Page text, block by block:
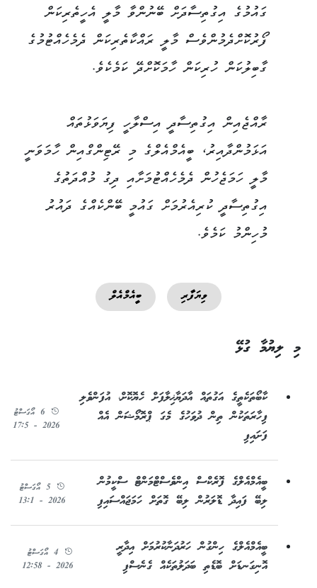
ގައުމުގެ އިގުތިސާދަށް ބޭނުންވާ މާލީ އެހީތެރިކަން
ފޯރުކޮށްދެމުންވެސް މާލީ ރައްކާތެރިކަން ދެމެހެއްޓުމުގެ
ގާބިލުކަން ހުރިކަން ހާމަކޮށްދޭ ކަމެކެވެ.
ރާއްޖެއިން އިގުތިސާދީ އިސްލާހީ ފިޔަވަޅުތައް
އަޅަމުންދާއިރު، ބީއެމްއެލްގެ މި ރޭޓިންގްއިން ހާމަވަނީ
މާލީ ހަމަޖެހުން ދެމެހެއްޓުމަށާއި ދިގު މުއްދަތުގެ
އިގުތިސާދީ ކުރިއެރުމަށް ގައުމީ ބޭންކެއްގެ ދައުރު
މުހިންމު ކަމެވެ.
ވިޔަފާރި ބީއެމްއެލް
މި ލިޔުމާ ގުޅޭ
ކާބޯތަކެތީގެ އަގުތައް އާދަޔާޚިލާފަށް ހެޔޮކޮށް، އުފަންވެލި
ފިހާރަތަކުން ތިން ދުވަހުގެ މެގަ ޕްރޮމޯޝަން އެއް
ފަށައިފި
6 އޯގަސްޓު
2026 - 17:5
ބީއެމްއެލްގެ ފޮރެކްސް އިންވެސްޓްމަންޓް ސްކީމުން
ލިބޭ ފައިދާ ޑޮލަރުން ލިބޭ ގޮތަށް ހަމަޖައްސައިފި
5 އޯގަސްޓު
2026 - 13:1
ބީއެމްއެލްގެ ހިންގުން ހަރުދަނާކުރުމަށް އިދާރީ
އޮނިގަނޑަށް ބޮޑެތި ބަދަލުތަކެއް ގެނެސްފި
4 އޯގަސްޓު
2026 - 12:58